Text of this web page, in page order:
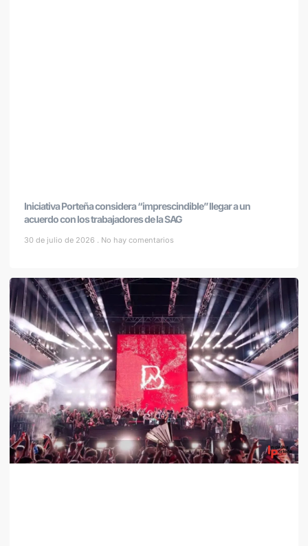
Iniciativa Porteña considera “imprescindible” llegar a un
acuerdo con los trabajadores de la SAG
30 de julio de 2026 No hay comentarios